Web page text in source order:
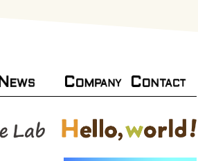
NEWS COMPANY CONTACT